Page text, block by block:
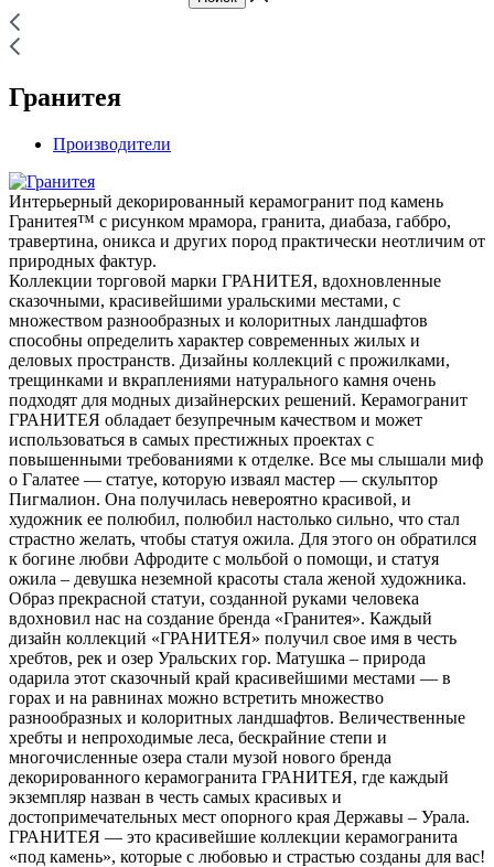
Гранитея
Производители
Интерьерный декорированный керамогранит под камень
Гранитея™ с рисунком мрамора, гранита, диабаза, габбро,
травертина, оникса и других пород практически неотличим от
природных фактур.
Коллекции торговой марки ГРАНИТЕЯ, вдохновленные
сказочными, красивейшими уральскими местами, с
множеством разнообразных и колоритных ландшафтов
способны определить характер современных жилых и
деловых пространств. Дизайны коллекций с прожилками,
трещинками и вкраплениями натурального камня очень
подходят для модных дизайнерских решений. Керамогранит
ГРАНИТЕЯ обладает безупречным качеством и может
использоваться в самых престижных проектах с
повышенными требованиями к отделке. Все мы слышали миф
о Галатее — статуе, которую изваял мастер — скульптор
Пигмалион. Она получилась невероятно красивой, и
художник ее полюбил, полюбил настолько сильно, что стал
страстно желать, чтобы статуя ожила. Для этого он обратился
к богине любви Афродите с мольбой о помощи, и статуя
ожила – девушка неземной красоты стала женой художника.
Образ прекрасной статуи, созданной руками человека
вдохновил нас на создание бренда «Гранитея». Каждый
дизайн коллекций «ГРАНИТЕЯ» получил свое имя в честь
хребтов, рек и озер Уральских гор. Матушка – природа
одарила этот сказочный край красивейшими местами — в
горах и на равнинах можно встретить множество
разнообразных и колоритных ландшафтов. Величественные
хребты и непроходимые леса, бескрайние степи и
многочисленные озера стали музой нового бренда
декорированного керамогранита ГРАНИТЕЯ, где каждый
экземпляр назван в честь самых красивых и
достопримечательных мест опорного края Державы – Урала.
ГРАНИТЕЯ — это красивейшие коллекции керамогранита
«под камень», которые с любовью и страстью созданы для вас!